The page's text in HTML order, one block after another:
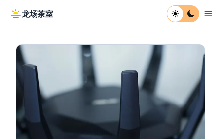
龙场茶室